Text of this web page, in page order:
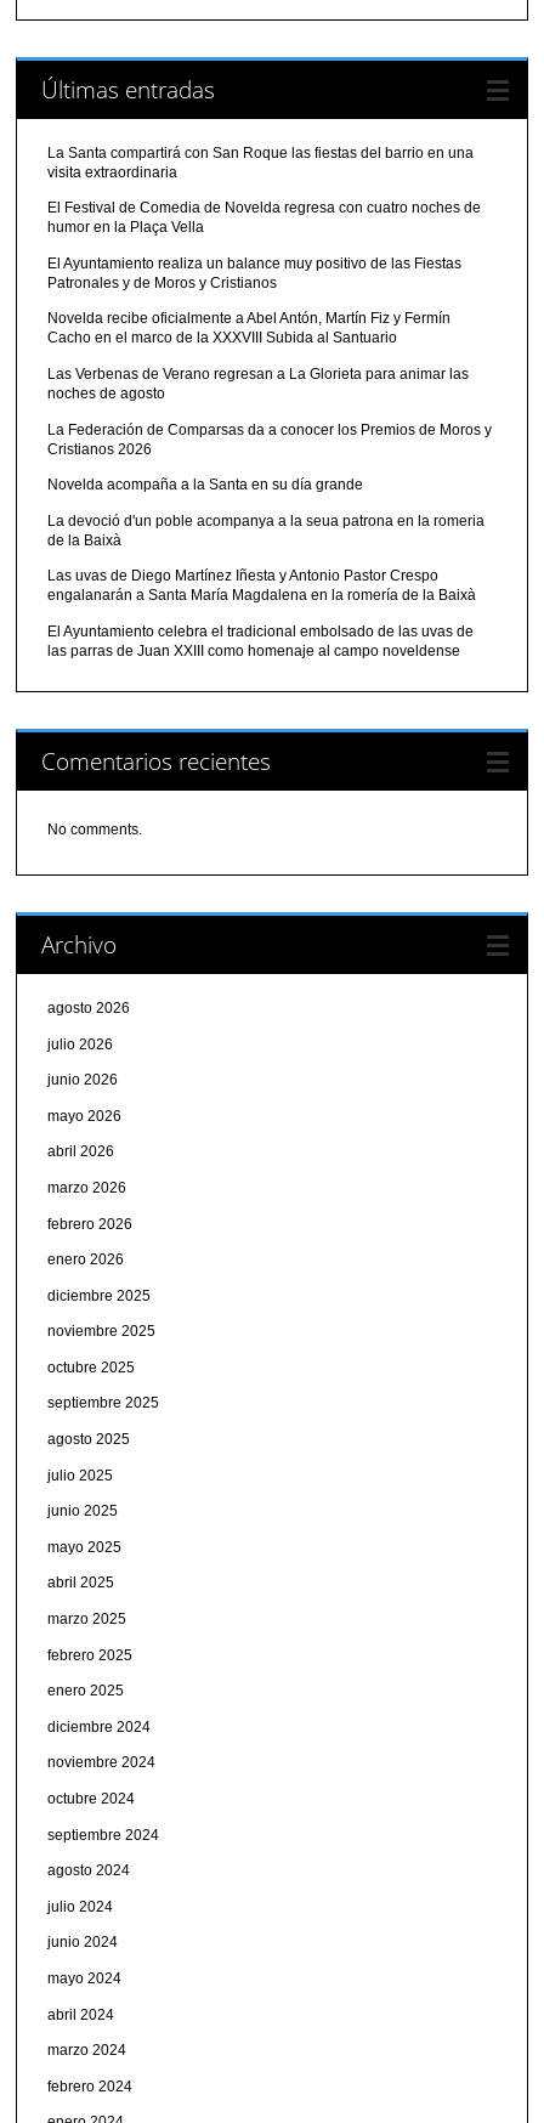
Últimas entradas
La Santa compartirá con San Roque las fiestas del barrio en una
visita extraordinaria
El Festival de Comedia de Novelda regresa con cuatro noches de
humor en la Plaça Vella
El Ayuntamiento realiza un balance muy positivo de las Fiestas
Patronales y de Moros y Cristianos
Novelda recibe oficialmente a Abel Antón, Martín Fiz y Fermín
Cacho en el marco de la XXXVIII Subida al Santuario
Las Verbenas de Verano regresan a La Glorieta para animar las
noches de agosto
La Federación de Comparsas da a conocer los Premios de Moros y
Cristianos 2026
Novelda acompaña a la Santa en su día grande
La devoció d'un poble acompanya a la seua patrona en la romeria
de la Baixà
Las uvas de Diego Martínez Iñesta y Antonio Pastor Crespo
engalanarán a Santa María Magdalena en la romería de la Baixà
El Ayuntamiento celebra el tradicional embolsado de las uvas de
las parras de Juan XXIII como homenaje al campo noveldense
Comentarios recientes
No comments.
Archivo
agosto 2026
julio 2026
junio 2026
mayo 2026
abril 2026
marzo 2026
febrero 2026
enero 2026
diciembre 2025
noviembre 2025
octubre 2025
septiembre 2025
agosto 2025
julio 2025
junio 2025
mayo 2025
abril 2025
marzo 2025
febrero 2025
enero 2025
diciembre 2024
noviembre 2024
octubre 2024
septiembre 2024
agosto 2024
julio 2024
junio 2024
mayo 2024
abril 2024
marzo 2024
febrero 2024